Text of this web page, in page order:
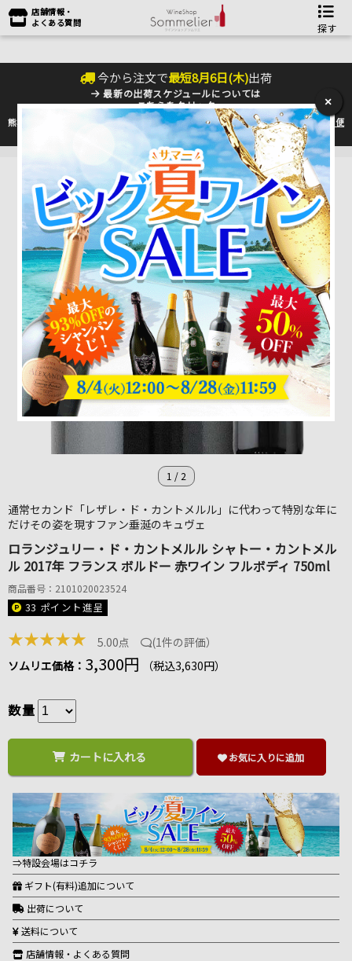
店舗情報・
よくある質問
探す
今から注文で最短8月6日(木)出荷
最新の出荷スケジュールについては
こちらをクリック
熊本地震の影響により九州への配送に遅れが生じております。最新情報は佐川急便
のHP
をご確認下さい。
1 / 2
通常セカンド「レザレ・ド・カントメルル」に代わって特別な年に
だけその姿を現すファン垂涎のキュヴェ
ロランジュリー・ド・カントメルル シャトー・カントメル
ル 2017年 フランス ボルドー 赤ワイン フルボディ 750ml
商品番号：2101020023524
33 ポイント進呈
★★★★★ 5.00点 (1件の評価）
ソムリエ価格： 3,300円 （税込3,630円）
数量
カートに入れる お気に入りに追加
⇒特設会場はコチラ
ギフト(有料)追加について
出荷について
送料について
店舗情報・よくある質問
×